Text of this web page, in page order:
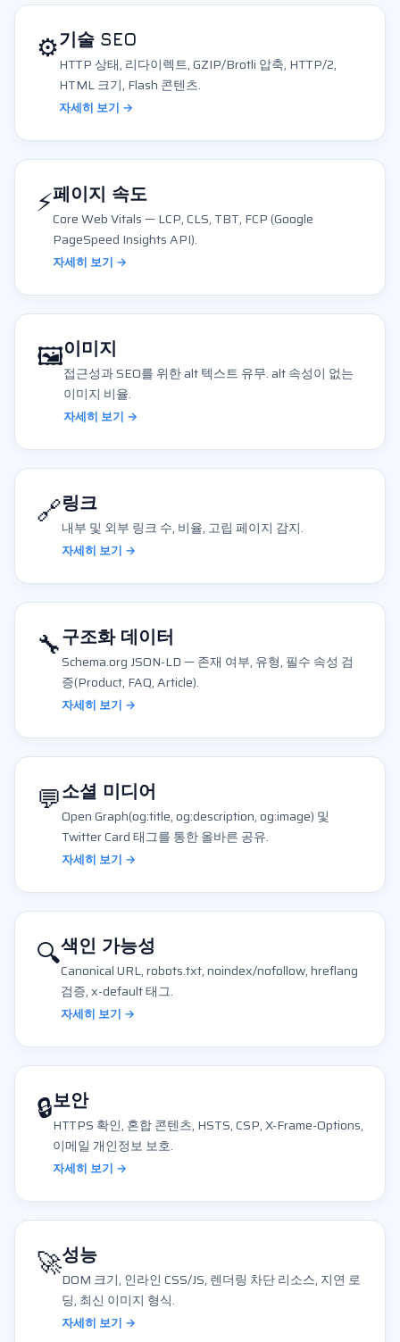
⚙️기술 SEO
HTTP 상태, 리다이렉트, GZIP/Brotli 압축, HTTP/2,
HTML 크기, Flash 콘텐츠.
자세히 보기 →
⚡페이지 속도
Core Web Vitals — LCP, CLS, TBT, FCP (Google
PageSpeed Insights API).
자세히 보기 →
🖼️이미지
접근성과 SEO를 위한 alt 텍스트 유무. alt 속성이 없는
이미지 비율.
자세히 보기 →
🔗링크
내부 및 외부 링크 수, 비율, 고립 페이지 감지.
자세히 보기 →
🔧구조화 데이터
Schema.org JSON-LD — 존재 여부, 유형, 필수 속성 검
증(Product, FAQ, Article).
자세히 보기 →
💬소셜 미디어
Open Graph(og:title, og:description, og:image) 및
Twitter Card 태그를 통한 올바른 공유.
자세히 보기 →
🔍색인 가능성
Canonical URL, robots.txt, noindex/nofollow, hreflang
검증, x-default 태그.
자세히 보기 →
🔒보안
HTTPS 확인, 혼합 콘텐츠, HSTS, CSP, X-Frame-Options,
이메일 개인정보 보호.
자세히 보기 →
🚀성능
DOM 크기, 인라인 CSS/JS, 렌더링 차단 리소스, 지연 로
딩, 최신 이미지 형식.
자세히 보기 →